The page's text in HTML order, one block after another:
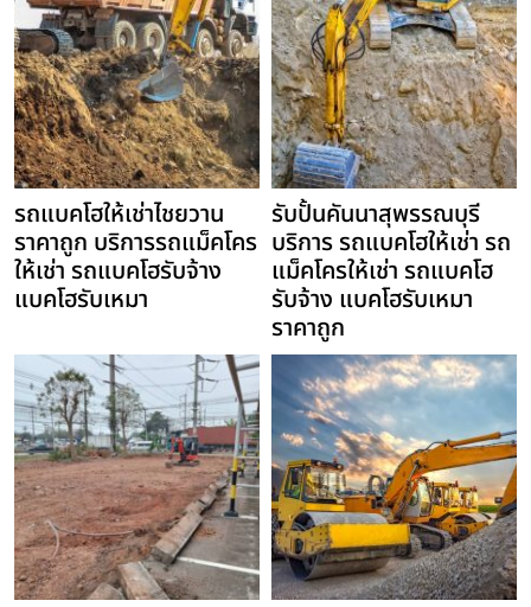
รถแบคโฮให้เช่าไชยวาน
ราคาถูก บริการรถแม็คโคร
ให้เช่า รถแบคโฮรับจ้าง
แบคโฮรับเหมา
รับปั้นคันนาสุพรรณบุรี
บริการ รถแบคโฮให้เช่า รถ
แม็คโครให้เช่า รถแบคโฮ
รับจ้าง แบคโฮรับเหมา
ราคาถูก